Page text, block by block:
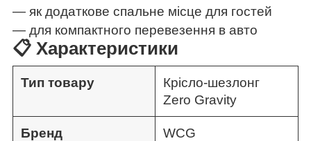
— як додаткове спальне місце для гостей
— для компактного перевезення в авто
📋 Характеристики
Тип товару
Крісло-шезлонг
Zero Gravity
Бренд WCG